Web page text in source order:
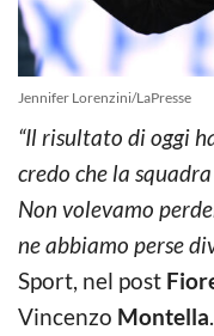
Jennifer Lorenzini/LaPresse
“Il risultato di oggi
credo che la
Non volevamo
ne abbiamo perse
Sport, nel post
Vincenzo Montella